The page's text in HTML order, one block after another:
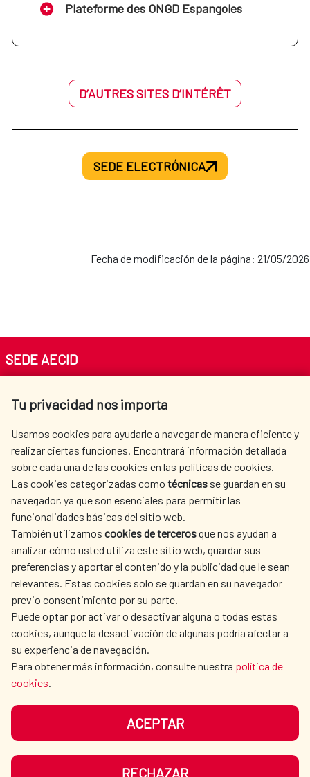
Plateforme des ONGD Espangoles
D’AUTRES SITES D’INTÉRÊT
SEDE ELECTRÓNICA
Fecha de modificación de la página: 21/05/2026
Tu privacidad nos importa
Usamos cookies para ayudarle a navegar de manera eficiente y
realizar ciertas funciones. Encontrará información detallada
sobre cada una de las cookies en las políticas de cookies.
Las cookies categorizadas como técnicas se guardan en su
navegador, ya que son esenciales para permitir las
funcionalidades básicas del sitio web.
También utilizamos cookies de tercerosque nos ayudan a
analizar cómo usted utiliza este sitio web, guardar sus
preferencias y aportar el contenido y la publicidad que le sean
relevantes. Estas cookies solo se guardan en su navegador
previo consentimiento por su parte.
Puede optar por activar o desactivar alguna o todas estas
cookies, aunque la desactivación de algunas podría afectar a
su experiencia de navegación.
Para obtener más información, consulte nuestra política de
cookies.
ACEPTAR
RECHAZAR
SEDE AECID
Tel. +34 900 20 30 54​​​​​​​
AECID
OÙ NOUS COOPÉRONS
L'ACTION HUMANITAIRE
ESPAGNOLE
SALLE DE PRESSE
CULTURE ET SCIENCE BIBLIOTHÈQUE
NOS RÉSEAUX SOCIAUX
PROTECTION DES DONNÉES